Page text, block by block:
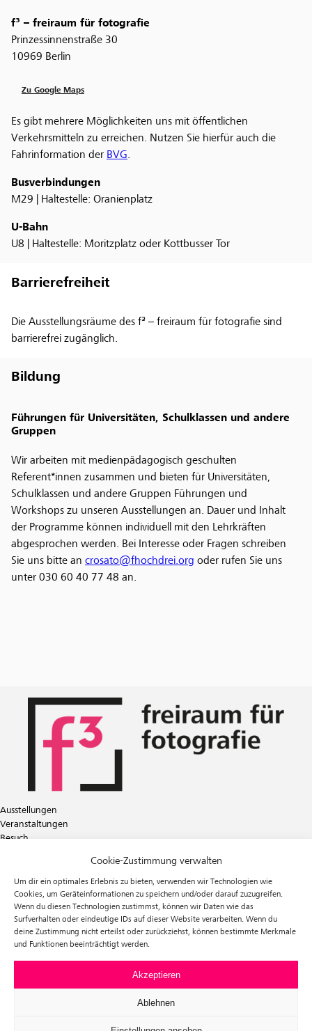
Cookie-Zustimmung verwalten
Um dir ein optimales Erlebnis zu bieten, verwenden wir Technologien wie
Cookies, um Geräteinformationen zu speichern und/oder darauf zuzugreifen.
Wenn du diesen Technologien zustimmst, können wir Daten wie das
Surfverhalten oder eindeutige IDs auf dieser Website verarbeiten. Wenn du
deine Zustimmung nicht erteilst oder zurückziehst, können bestimmte Merkmale
und Funktionen beeinträchtigt werden.
Akzeptieren
Ablehnen
f³ – freiraum für fotografie
Prinzessinnenstraße 30
10969 Berlin
Zu Google Maps
Es gibt mehrere Möglichkeiten uns mit öffentlichen
Verkehrsmitteln zu erreichen. Nutzen Sie hierfür auch die
Fahrinformation der BVG.
Busverbindungen
M29 | Haltestelle: Oranienplatz
U-Bahn
U8 | Haltestelle: Moritzplatz oder Kottbusser Tor
Barrierefreiheit
Die Ausstellungsräume des f³ – freiraum für fotografie sind
barrierefrei zugänglich.
Bildung
Führungen für Universitäten, Schulklassen und andere
Gruppen
Wir arbeiten mit medienpädagogisch geschulten
Referent*innen zusammen und bieten für Universitäten,
Schulklassen und andere Gruppen Führungen und
Workshops zu unseren Ausstellungen an. Dauer und Inhalt
der Programme können individuell mit den Lehrkräften
abgesprochen werden. Bei Interesse oder Fragen schreiben
Sie uns bitte an crosato@fhochdrei.org oder rufen Sie uns
unter 030 60 40 77 48 an.
Ausstellungen
Veranstaltungen
Besuch
Förderverein
Newsletter
Instagram
Facebook
f³ – freiraum für fotografie
Prinzessinnenstraße 30
Telefon: +49 30 63961119